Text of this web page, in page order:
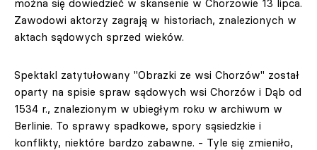
można się dowiedzieć w skansenie w Chorzowie 13 lipca.
Zawodowi aktorzy zagrają w historiach, znalezionych w
aktach sądowych sprzed wieków.
Spektakl zatytułowany "Obrazki ze wsi Chorzów" został
oparty na spisie spraw sądowych wsi Chorzów i Dąb od
1534 r., znalezionym w ubiegłym roku w archiwum w
Berlinie. To sprawy spadkowe, spory sąsiedzkie i
konflikty, niektóre bardzo zabawne. - Tyle się zmieniło,